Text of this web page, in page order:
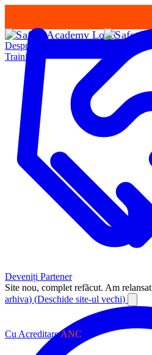
Deveniți Partener
Site nou, complet refăcut. Am
arhiva) (Deschide site-ul vechi)
Despre Noi
Training
Cu AcreditareANC